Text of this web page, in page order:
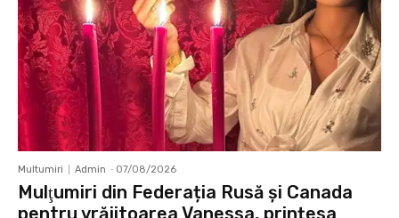
Multumiri Admin - 07/08/2026
Mulţumiri din Federația Rusă și Canada
pentru vrăjitoarea Vanessa, prințesa